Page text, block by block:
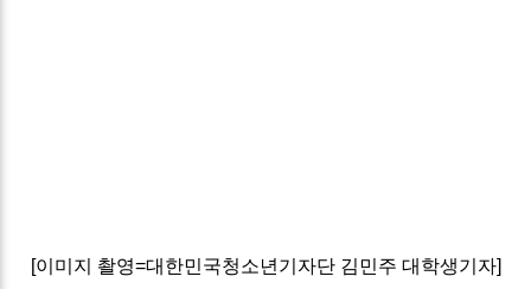
[이미지 촬영=대한민국청소년기자단 김민주 대학생기자]